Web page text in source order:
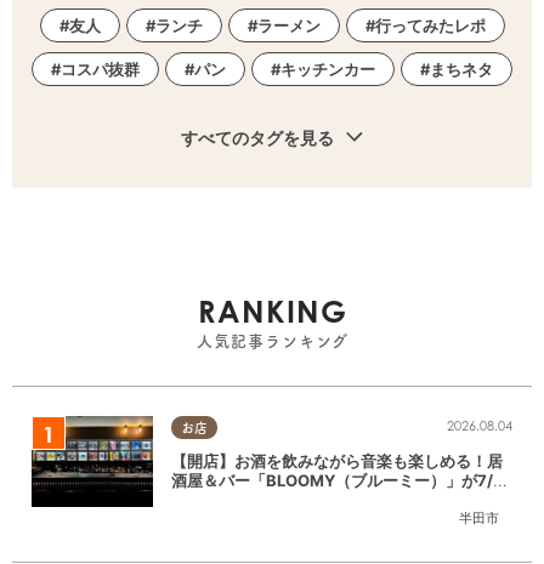
友人 ランチ ラーメン 行ってみたレポ
コスパ抜群 パン キッチンカー まちネタ
すべてのタグを見る
RANKING
人気記事ランキング
お店
半田市
2026.08.04
【開店】お酒を飲みながら音楽も楽しめる！居
酒屋＆バー「BLOOMY（ブルーミー）」が7/3